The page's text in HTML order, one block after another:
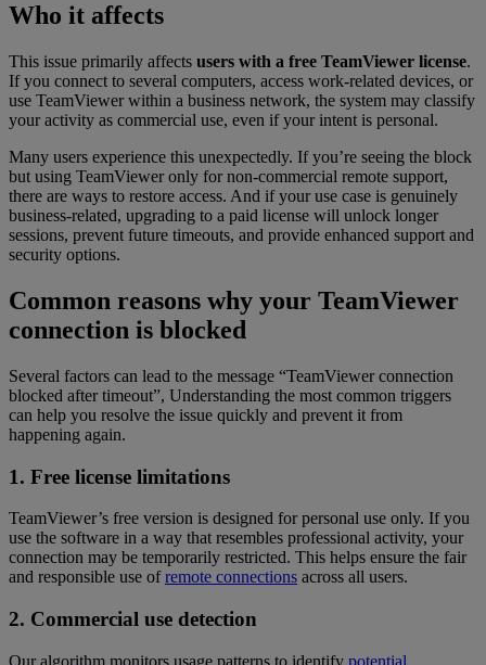
Who it affects
This issue primarily affects users with a free TeamViewer license.
If you connect to several computers, access work-related devices, or
use TeamViewer within a business network, the system may classify
your activity as commercial use, even if your intent is personal.
Many users experience this unexpectedly. If you’re seeing the block
but using TeamViewer only for non-commercial remote support,
there are ways to restore access. And if your use case is genuinely
business-related, upgrading to a paid license will unlock longer
sessions, prevent future timeouts, and provide enhanced support and
security options.
Common reasons why your TeamViewer
connection is blocked
Several factors can lead to the message “TeamViewer connection
blocked after timeout”, Understanding the most common triggers
can help you resolve the issue quickly and prevent it from
happening again.
1. Free license limitations
TeamViewer’s free version is designed for personal use only. If you
use the software in a way that resembles professional activity, your
connection may be temporarily restricted. This helps ensure the fair
and responsible use ofremote connections across all users.
2. Commercial use detection
Our algorithm monitors usage patterns to identify potential